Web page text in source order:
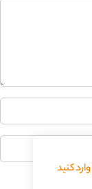
کنید